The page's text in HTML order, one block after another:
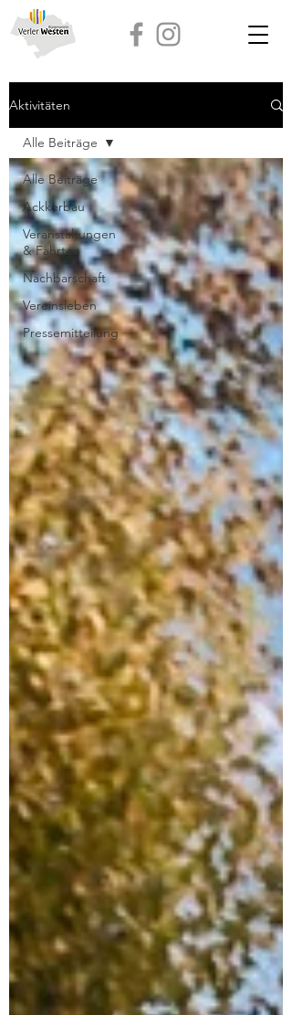
Aktivitäten
Alle Beiträge
Ackkerbau
Veranstaltungen
& Fahrten
Nachbarschaft
Vereinsleben
Pressemitteilung
Alle Beiträge